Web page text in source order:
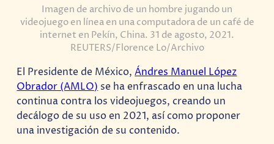
Imagen de archivo de un hombre jugando un
videojuego en línea en una computadora de un café de
internet en Pekín, China. 31 de agosto, 2021.
REUTERS/Florence Lo/Archivo
El Presidente de México,Ándres Manuel López
Obrador (AMLO) se ha enfrascado en una lucha
continua contra los videojuegos, creando un
decálogo de su uso en 2021, así como proponer
una investigación de su contenido.